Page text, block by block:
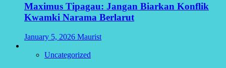
Maximus Tipagau: Jangan Biarkan Konflik
Kwamki Narama Berlarut
January 5, 2026 Maurist
Uncategorized